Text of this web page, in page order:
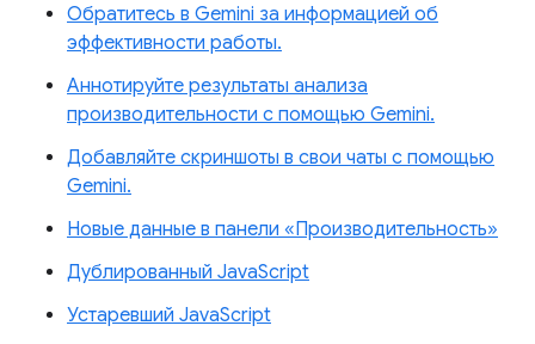
Обратитесь в Gemini за информацией об
эффективности работы.
Аннотируйте результаты анализа
производительности с помощью Gemini.
Добавляйте скриншоты в свои чаты с помощью
Gemini.
Новые данные в панели «Производительность»
Дублированный JavaScript
Устаревший JavaScript